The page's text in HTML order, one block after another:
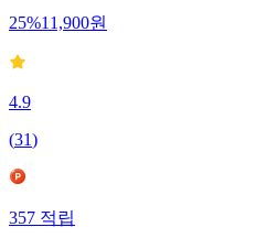
25%11,900원
4.9
(31)
357적립